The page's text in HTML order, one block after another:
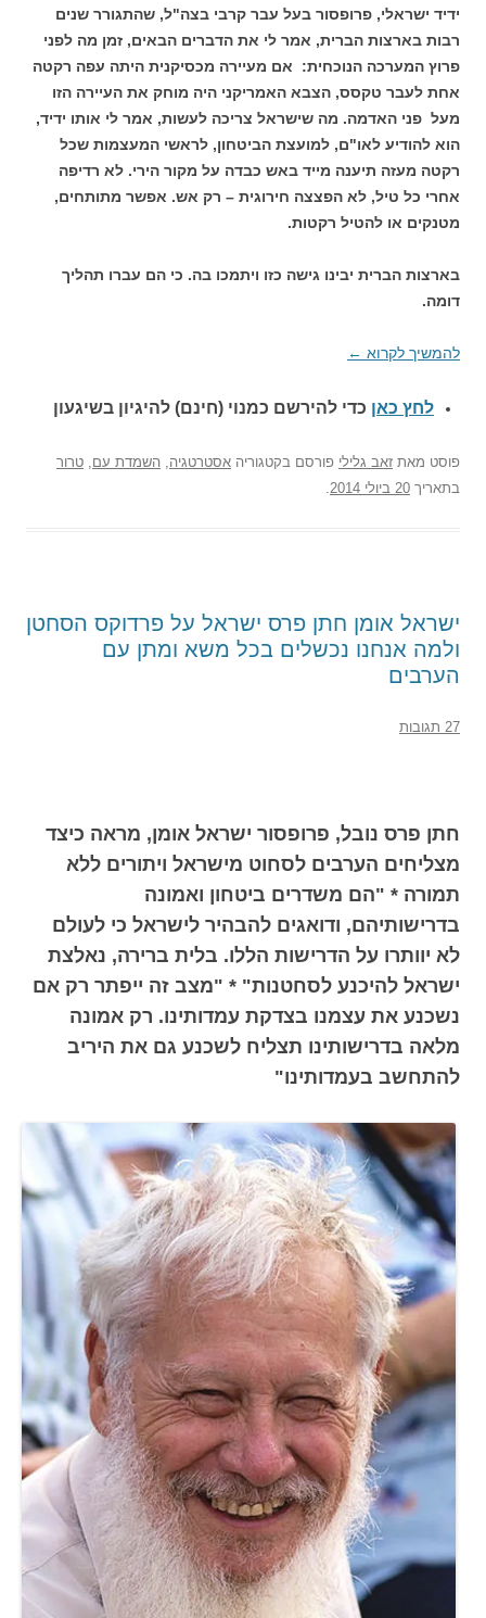
ידיד ישראלי, פרופסור בעל עבר קרבי בצה"ל, שהתגורר שנים
רבות בארצות הברית, אמר לי את הדברים הבאים, זמן מה לפני
פרוץ המערכה הנוכחית: אם מעיירה מכסיקנית היתה עפה רקטה
אחת לעבר טקסס, הצבא האמריקני היה מוחק את העיירה הזו
מעל פני האדמה. מה שישראל צריכה לעשות, אמר לי אותו ידיד,
הוא להודיע לאו"ם, למועצת הביטחון, לראשי המעצמות שכל
רקטה מעזה תיענה מייד באש כבדה על מקור הירי. לא רדיפה
אחרי כל טיל, לא הפצצה חירוגית – רק אש. אפשר מתותחים,
מטנקים או להטיל רקטות.
בארצות הברית יבינו גישה כזו ויתמכו בה. כי הם עברו תהליך
דומה.
להמשיך לקרוא ←
לחץ כאן כדי להירשם כמנוי (חינם) להיגיון בשיגעון
פוסט מאת זאב גלילי פורסם בקטגוריה אסטרטגיה השמדת עם טרור
בתאריך 20 ביולי 2014
ישראל אומן חתן פרס ישראל על פרדוקס הסחטן
ולמה אנחנו נכשלים בכל משא ומתן עם
הערבים
27 תגובות
חתן פרס נובל, פרופסור ישראל אומן, מראה כיצד
מצליחים הערבים לסחוט מישראל ויתורים ללא
תמורה * "הם משדרים ביטחון ואמונה
בדרישותיהם, ודואגים להבהיר לישראל כי לעולם
לא יוותרו על הדרישות הללו. בלית ברירה, נאלצת
ישראל להיכנע לסחטנות" * "מצב זה ייפתר רק אם
נשכנע את עצמנו בצדקת עמדותינו. רק אמונה
מלאה בדרישותינו תצליח לשכנע גם את היריב
להתחשב בעמדותינו"